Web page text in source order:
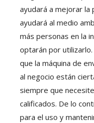
ayudará a mejorar la
ayudará al medio
más personas en la
optarán por
que la máquina de
al negocio están
siempre que
calificados. De lo
para el uso y